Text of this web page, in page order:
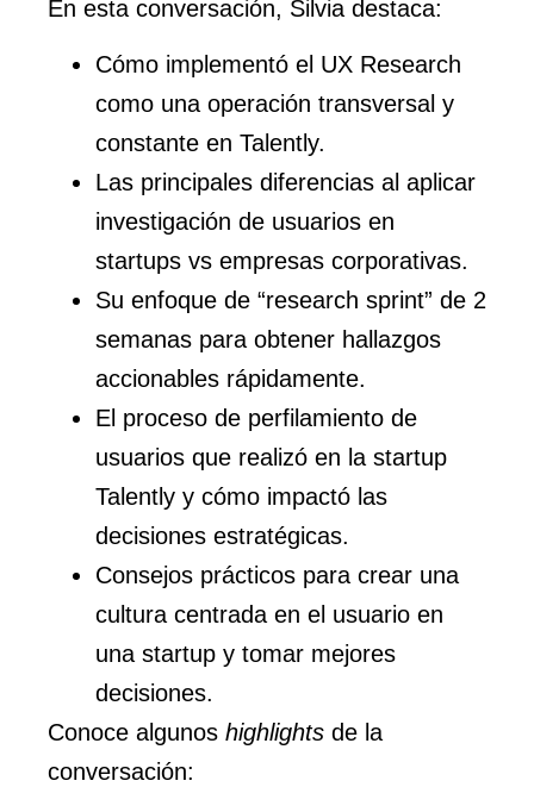
En esta conversación, Silvia destaca:
Cómo implementó el UX Research
como una operación transversal y
constante en Talently.
Las principales diferencias al aplicar
investigación de usuarios en
startups vs empresas corporativas.
Su enfoque de “research sprint” de 2
semanas para obtener hallazgos
accionables rápidamente.
El proceso de perfilamiento de
usuarios que realizó en la startup
Talently y cómo impactó las
decisiones estratégicas.
Consejos prácticos para crear una
cultura centrada en el usuario en
una startup y tomar mejores
decisiones.
Conoce algunos highlights de la
conversación: